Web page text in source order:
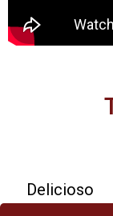
Delicioso